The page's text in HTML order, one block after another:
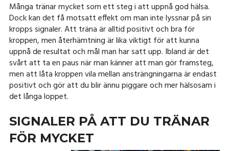
Många tränar mycket som ett steg i att uppnå god hälsa.
Dock kan det få motsatt effekt om man inte lyssnar på sin
kropps signaler. Att träna är alltid positivt och bra för
kroppen, men återhämtning är lika viktigt för att kunna
uppnå de resultat och mål man har satt upp. Ibland är det
svårt att ta en paus när man känner att man gör framsteg,
men att låta kroppen vila mellan ansträngningarna är endast
positivt och gör att du blir ännu piggare och mer hälsosam i
det långa loppet.
SIGNALER PÅ ATT DU TRÄNAR
FÖR MYCKET